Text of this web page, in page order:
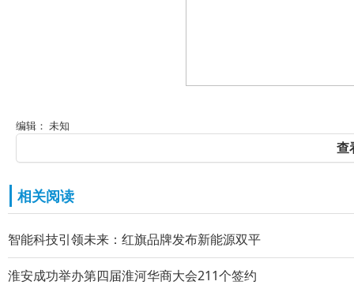
编辑： 未知
查
相关阅读
智能科技引领未来：红旗品牌发布新能源双平
淮安成功举办第四届淮河华商大会211个签约